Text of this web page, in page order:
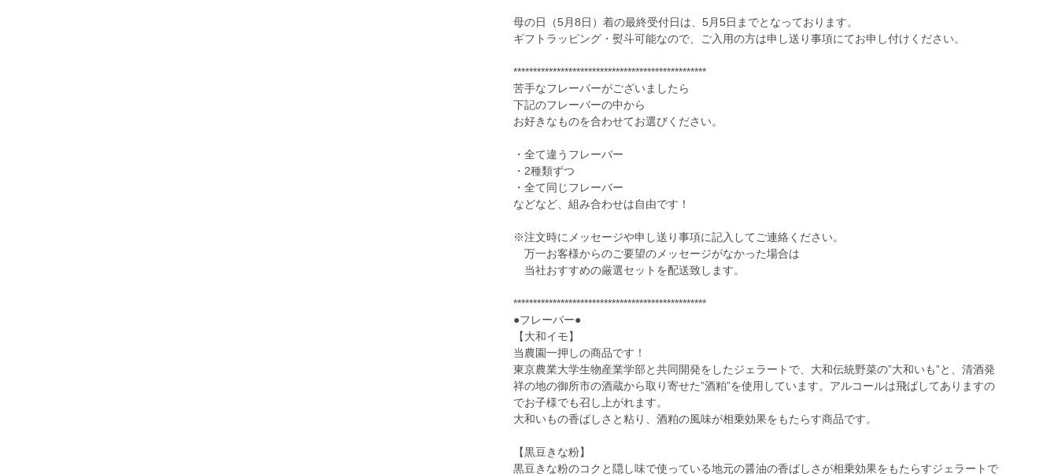
母の日（5月8日）着の最終受付日は、5月5日までとなっております。
ギフトラッピング・熨斗可能なので、ご入用の方は申し送り事項にてお申し付けください。
*************************************************
苦手なフレーバーがございましたら
下記のフレーバーの中から
お好きなものを合わせてお選びください。
・全て違うフレーバー
・2種類ずつ
・全て同じフレーバー
などなど、組み合わせは自由です！
※注文時にメッセージや申し送り事項に記入してご連絡ください。
万一お客様からのご要望のメッセージがなかった場合は
当社おすすめの厳選セットを配送致します。
*************************************************
●フレーバー●
【大和イモ】
当農園一押しの商品です！
東京農業大学生物産業学部と共同開発をしたジェラートで、大和伝統野菜の”大和いも”と、清酒発
祥の地の御所市の酒蔵から取り寄せた”酒粕”を使用しています。アルコールは飛ばしてありますの
でお子様でも召し上がれます。
大和いもの香ばしさと粘り、酒粕の風味が相乗効果をもたらす商品です。
【黒豆きな粉】
黒豆きな粉のコクと隠し味で使っている地元の醤油の香ばしさが相乗効果をもたらすジェラートで